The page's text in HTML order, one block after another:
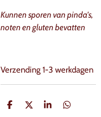
Kunnen sporen van pinda's,
noten en gluten bevatten
Verzending 1-3 werkdagen
D
D
S
D